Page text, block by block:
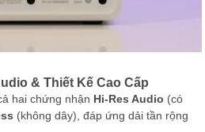
& Thiết Kế Cao Cấp
hai chứng nhận Hi-Res Audio (có
(không dây), đáp ứng dải tần rộng